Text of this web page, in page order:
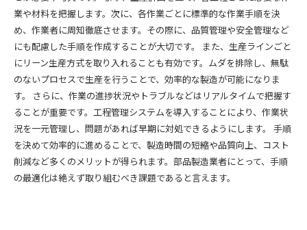
業や材料を把握します。次に、各作業ごとに標準的な作業手順を決
め、作業者に周知徹底させます。その際に、品質管理や安全管理など
にも配慮した手順を作成することが大切です。 また、生産ラインごと
にリーン生産方式を取り入れることも有効です。ムダを排除し、無駄
のないプロセスで生産を行うことで、効率的な製造が可能になりま
す。 さらに、作業の進捗状況やトラブルなどはリアルタイムで把握す
ることが重要です。工程管理システムを導入することにより、作業状
況を一元管理し、問題があれば早期に対処できるようにします。 手順
を決めて効率的に進めることで、製造時間の短縮や品質向上、コスト
削減など多くのメリットが得られます。部品製造業者にとって、手順
の最適化は絶えず取り組むべき課題であると言えます。